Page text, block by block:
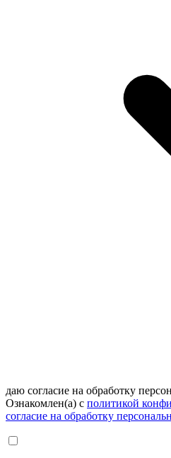
даю согласие на обработку
Ознакомлен(а) с политикой
согласие на обработку